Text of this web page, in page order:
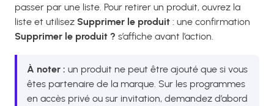
passer par une liste. Pour retirer un produit, ouvrez la
liste et utilisez Supprimer le produit : une confirmation
Supprimer le produit ? s’affiche avant l’action.
À noter : un produit ne peut être ajouté que si vous
êtes partenaire de la marque. Sur les programmes
en accès privé ou sur invitation, demandez d’abord